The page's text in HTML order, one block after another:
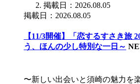
掲載日：2026.08.05
掲載日：2026.08.05
【11/3開催】「恋するすさき旅
う、ほんの少し特別な一日～
〜新しい出会いと須崎の魅力を